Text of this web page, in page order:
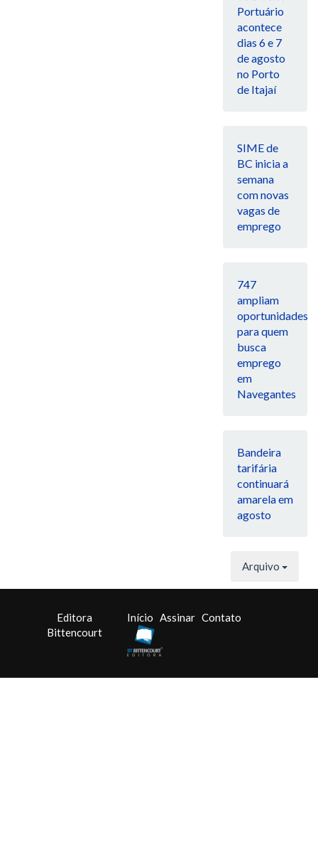
Portuário
acontece
dias 6 e 7
de agosto
no Porto
de Itajaí
SIME de
BC inicia a
semana
com novas
vagas de
emprego
747
ampliam
oportunidades
para quem
busca
emprego
em
Navegantes
Bandeira
tarifária
continuará
amarela em
agosto
Arquivo
Editora
Bittencourt
Início Assinar Contato